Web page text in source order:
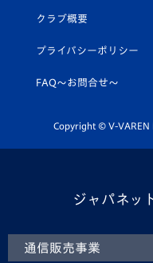
平和祈念活動
ホームタウン活動
スクール
ヴィヴィくんインスタ
公式LINE＠
クラブ概要
プライバシーポリシー
FAQ〜お問合せ〜
Copyright © V-VAREN
ジャパネッ
通信販売事業